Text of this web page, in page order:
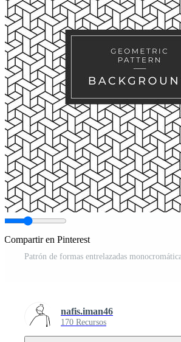
Compartir en Pinterest
nafis.iman46
170 Recursos